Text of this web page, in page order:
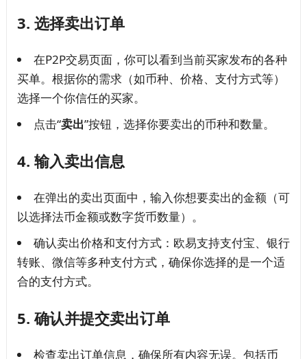
3. 选择卖出订单
在P2P交易页面，你可以看到当前买家发布的各种
买单。根据你的需求（如币种、价格、支付方式等）
选择一个你信任的买家。
点击“卖出”按钮，选择你要卖出的币种和数量。
4. 输入卖出信息
在弹出的卖出页面中，输入你想要卖出的金额（可
以选择法币金额或数字货币数量）。
确认卖出价格和支付方式：欧易支持支付宝、银行
转账、微信等多种支付方式，确保你选择的是一个适
合的支付方式。
5.确认并提交卖出订单
检查卖出订单信息，确保所有内容无误。包括币